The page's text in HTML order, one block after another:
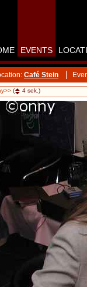
EVENTS
Café Stein
( 4 sek.)